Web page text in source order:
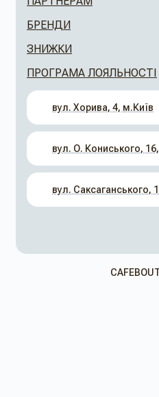
БРЕНДИ
ЗНИЖКИ
ПРОГРАМА ЛОЯЛЬНОСТІ
вул. Хорива, 4, м.Київ
вул. О. Кониського,
вул. Саксаганського,